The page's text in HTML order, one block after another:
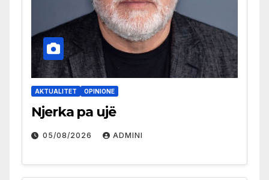
AKTUALITET OPINIONE
Njerka pa ujë
05/08/2026 ADMINI